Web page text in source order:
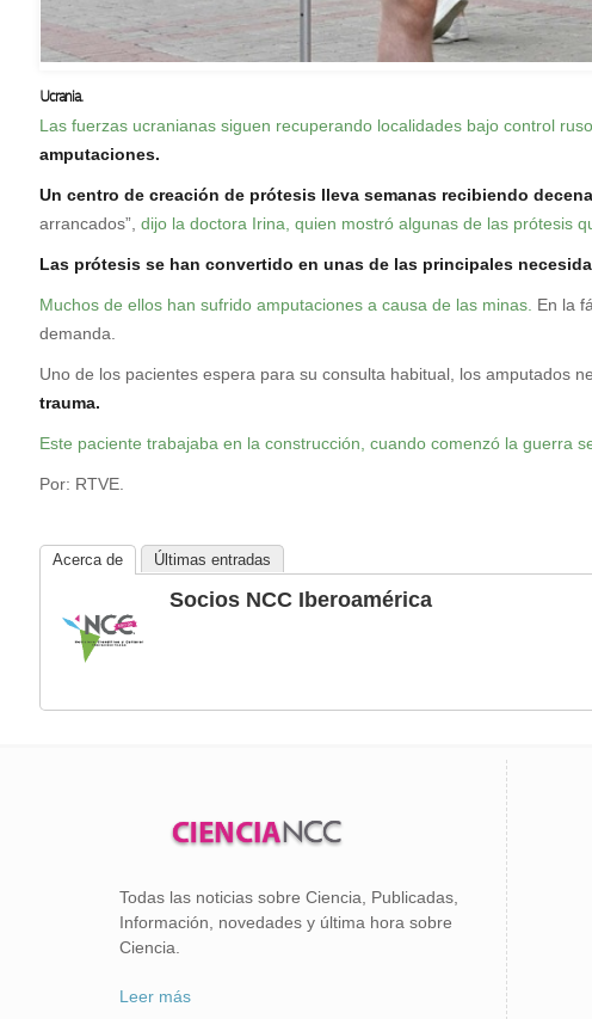
Ucrania.
Las fuerzas ucranianas siguen recuperando localidades bajo control ruso
amputaciones.
Un centro de creación de prótesis lleva semanas recibiendo
arrancados”, dijo la doctora Irina, quien mostró algunas de las prótesis
Las prótesis se han convertido en unas de las principales
Muchos de ellos han sufrido amputaciones a causa de las minas. En la
demanda.
Uno de los pacientes espera para su consulta habitual, los amputados
trauma.
Este paciente trabajaba en la construcción, cuando comenzó la guerra
Por: RTVE.
Acerca de Últimas entradas
Socios NCC Iberoamérica
Todas las noticias sobre Ciencia, Publicadas,
Información, novedades y última hora sobre
Ciencia.
Leer más